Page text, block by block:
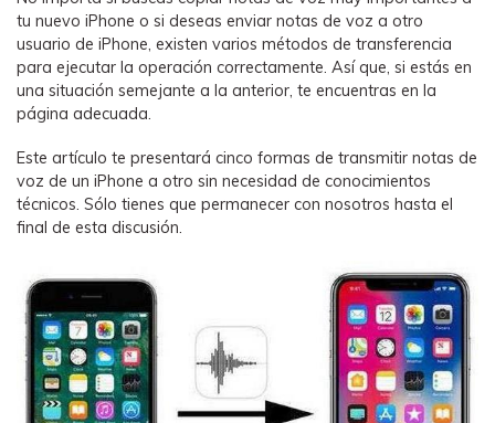
WhatsApp.
Transferencia de Datos de un
Celular a Otro
videos, SMS y otros tipos de
archivos de un teléfono a otro y a la
PC.
Apps
Mutsapper (Alias: Wutsapper)
Transfiere datos de WhatsApp y
WhatsApp Business sin restablecer los
tu nuevo iPhone o si deseas enviar notas de voz a otro
usuario de iPhone, existen varios métodos de transferencia
para ejecutar la operación correctamente. Así que, si estás en
una situación semejante a la anterior, te encuentras en la
página adecuada.
Este artículo te presentará cinco formas de transmitir notas de
voz de un iPhone a otro sin necesidad de conocimientos
técnicos. Sólo tienes que permanecer con nosotros hasta el
final de esta discusión.